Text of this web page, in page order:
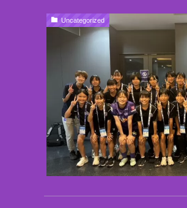
Uncategorized